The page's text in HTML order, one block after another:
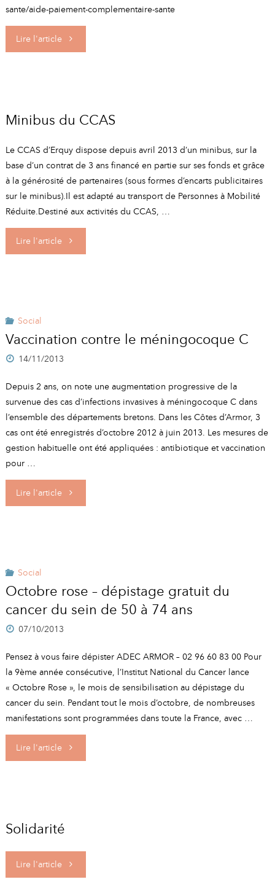
payer
leurs
sante/aide-paiement-complementaire-sante
Lire l'article"Aide
d’une
complémentaire
santé"
Minibus du CCAS
Le CCAS d’Erquy dispose depuis avril 2013 d’un minibus, sur la
base d’un contrat de 3 ans financé en partie sur ses fonds et grâce
à la générosité de partenaires (sous formes d’encarts publicitaires
sur le minibus).Il est adapté au transport de Personnes à Mobilité
Réduite.Destiné aux activités du CCAS, …
Lire l'article"Minibus
Social
Vaccination contre le méningocoque C
14/11/2013
Depuis 2 ans, on note une augmentation progressive de la
survenue des cas d’infections invasives à méningocoque C dans
l’ensemble des départements bretons. Dans les Côtes d’Armor, 3
cas ont été enregistrés d’octobre 2012 à juin 2013. Les mesures de
gestion habituelle ont été appliquées : antibiotique et vaccination
pour …
Lire l'article"Vaccination
C"
Social
Octobre rose – dépistage gratuit du
cancer du sein de 50 à 74 ans
07/10/2013
Pensez à vous faire dépister ADEC ARMOR – 02 96 60 83 00 Pour
la 9ème année consécutive, l’Institut National du Cancer lance
« Octobre Rose », le mois de sensibilisation au dépistage du
cancer du sein. Pendant tout le mois d’octobre, de nombreuses
manifestations sont programmées dans toute la France, avec …
Lire l'article"Octobre
dépistage
gratuit
du
Solidarité
Lire l'article"Solidarité"